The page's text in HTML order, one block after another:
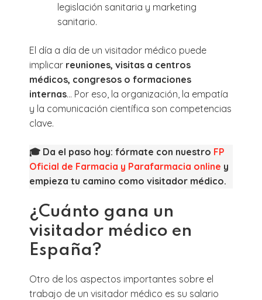
legislación sanitaria y marketing
sanitario.
El día a día de un visitador médico puede
implicar reuniones, visitas a centros
médicos, congresos o formaciones
internas… Por eso, la organización, la empatía
y la comunicación científica son competencias
clave.
🎓 Da el paso hoy: fórmate con nuestro FP
Oficial de Farmacia y Parafarmacia online y
empieza tu camino como visitador médico.
¿Cuánto gana un
visitador médico en
España?
Otro de los aspectos importantes sobre el
trabajo de un visitador médico es su salario